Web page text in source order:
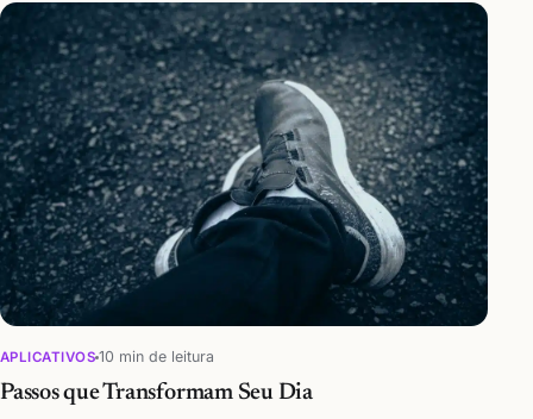
APLICATIVOS 10 min de leitura
Passos que Transformam Seu Dia